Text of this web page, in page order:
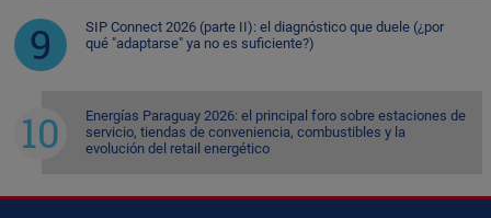
SIP Connect 2026 (parte II): el diagnóstico que duele (¿por
qué "adaptarse" ya no es suficiente?)
Energías Paraguay 2026: el principal foro sobre estaciones de
servicio, tiendas de conveniencia, combustibles y la
evolución del retail energético